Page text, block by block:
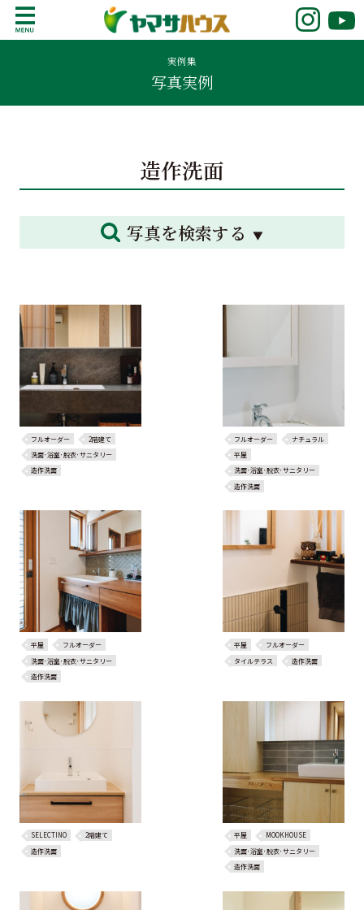
o
鹿児島で注文住宅ならヤマサハウス
新築の注文住宅や建売モデルハウスをお探し
の方はこちら。鹿児島県内で11年連続ナンバ
ーワンの実績を誇る、絆の家でおなじみの
ヤマサハウス。展示場情報や家づくりのこだ
実例集
写真実例
造作洗面
写真を検索する
フルオーダー
2階建て
洗面･浴室･脱衣･サニタリー
造作洗面
フルオーダー
ナチュラル
平屋
洗面･浴室･脱衣･サニタリー
造作洗面
平屋
フルオーダー
洗面･浴室･脱衣･サニタリー
造作洗面
平屋
フルオーダー
タイルテラス
造作洗面
SELECTINO
2階建て
造作洗面
平屋
MOOKHOUSE
洗面･浴室･脱衣･サニタリー
造作洗面